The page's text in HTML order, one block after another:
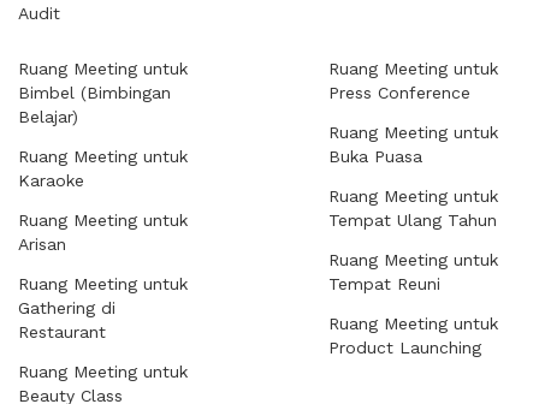
Audit
Ruang Meeting untuk
Bimbel (Bimbingan
Belajar)
Ruang Meeting untuk
Karaoke
Ruang Meeting untuk
Arisan
Ruang Meeting untuk
Gathering di
Restaurant
Ruang Meeting untuk
Beauty Class
Ruang Meeting untuk
Press Conference
Ruang Meeting untuk
Buka Puasa
Ruang Meeting untuk
Tempat Ulang Tahun
Ruang Meeting untuk
Tempat Reuni
Ruang Meeting untuk
Product Launching